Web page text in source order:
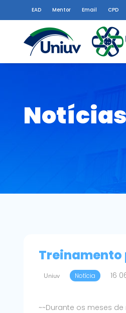
EAD Mentor Email CPD
Notícias
Treinamento
Uniuv Notícia 16
~~Durante os meses